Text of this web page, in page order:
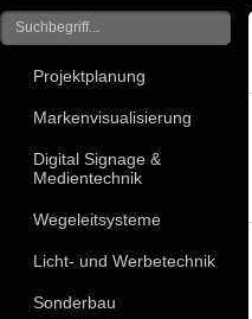
Projektplanung
Markenvisualisierung
Digital Signage &
Medientechnik
Wegeleitsysteme
Licht- und Werbetechnik
Sonderbau